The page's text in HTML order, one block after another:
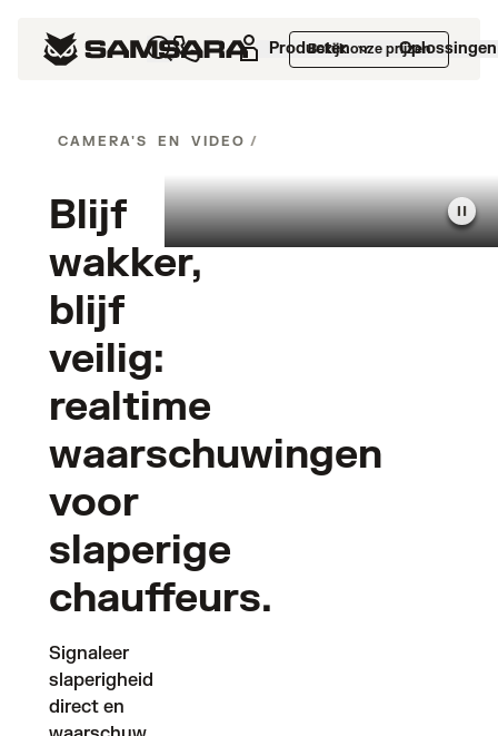
Producten Oplossingen
Bekijk onze prijzen
CAMERA'S EN VIDEO /
Blijf
wakker,
blijf
veilig:
realtime
waarschuwingen
voor
slaperige
chauffeurs.
Signaleer
slaperigheid
direct en